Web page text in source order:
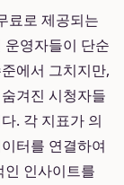
료로 제공되는
영자들이 단순
에서 그치지만,
겨진 시청자들
. 각 지표가 의
터를 연결하여
인사이트를